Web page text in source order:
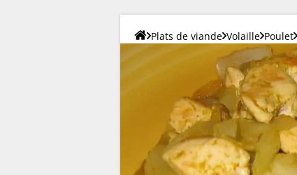
Plats de viande Volaille Poulet